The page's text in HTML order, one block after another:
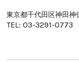
東京都千代田区神田神
TEL: 03-3291-0773